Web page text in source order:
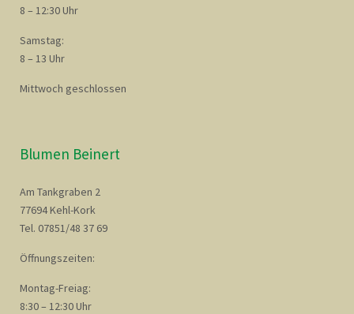
8 – 12:30 Uhr
Samstag:
8 – 13 Uhr
Mittwoch geschlossen
Blumen Beinert
Am Tankgraben 2
77694 Kehl-Kork
Tel. 07851/48 37 69
Öffnungszeiten:
Montag-Freiag:
8:30 – 12:30 Uhr